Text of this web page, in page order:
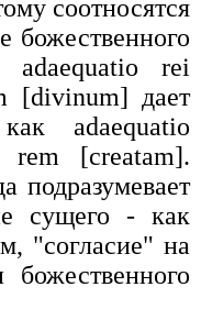
соотносятся
божественного
adaequatio rei
[divinum] дает
adaequatio
[creatam].
подразумевает
сущего - как
"согласие" на
божественного